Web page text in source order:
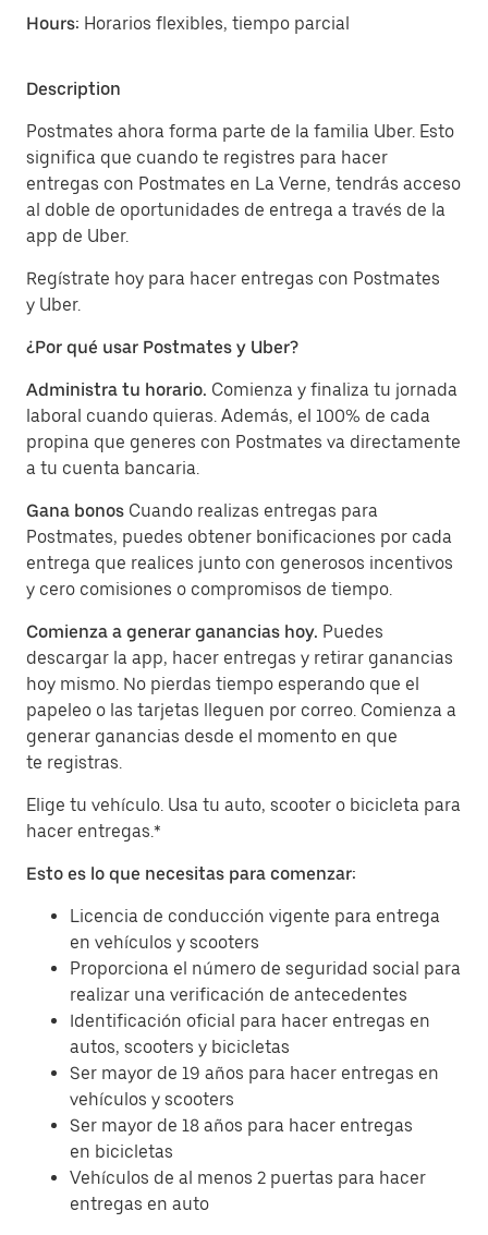
Hours: Horarios flexibles, tiempo parcial
Description
Postmates ahora forma parte de la familia Uber. Esto
significa que cuando te registres para hacer
entregas con Postmates en La Verne, tendrás acceso
al doble de oportunidades de entrega a través de la
app de Uber.
Regístrate hoy para hacer entregas con Postmates
y Uber.
¿Por qué usar Postmates y Uber?
Administra tu horario. Comienza y finaliza tu jornada
laboral cuando quieras. Además, el 100% de cada
propina que generes con Postmates va directamente
a tu cuenta bancaria.
Gana bonos Cuando realizas entregas para
Postmates, puedes obtener bonificaciones por cada
entrega que realices junto con generosos incentivos
y cero comisiones o compromisos de tiempo.
Comienza a generar ganancias hoy. Puedes
descargar la app, hacer entregas y retirar ganancias
hoy mismo. No pierdas tiempo esperando que el
papeleo o las tarjetas lleguen por correo. Comienza a
generar ganancias desde el momento en que
te registras.
Elige tu vehículo. Usa tu auto, scooter o bicicleta para
hacer entregas.*
Esto es lo que necesitas para comenzar:
Licencia de conducción vigente para entrega
en vehículos y scooters
Proporciona el número de seguridad social para
realizar una verificación de antecedentes
Identificación oficial para hacer entregas en
autos, scooters y bicicletas
Ser mayor de 19 años para hacer entregas en
vehículos y scooters
Ser mayor de 18 años para hacer entregas
en bicicletas
Vehículos de al menos 2 puertas para hacer
entregas en auto